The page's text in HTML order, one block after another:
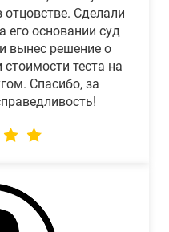
отцовстве. Сделали
его основании суд
вынес решение о
теста на
Спасибо, за